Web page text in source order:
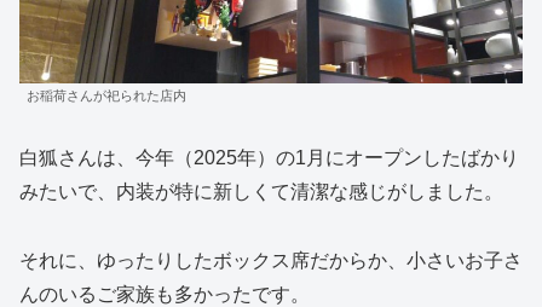
お稲荷さんが祀られた店内
白狐さんは、今年（2025年）の1月にオープンしたばかり
みたいで、内装が特に新しくて清潔な感じがしました。
それに、ゆったりしたボックス席だからか、小さいお子さ
んのいるご家族も多かったです。